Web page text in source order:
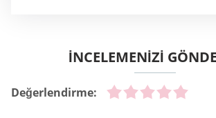
İNCELEMENIZI
Değerlendirme: